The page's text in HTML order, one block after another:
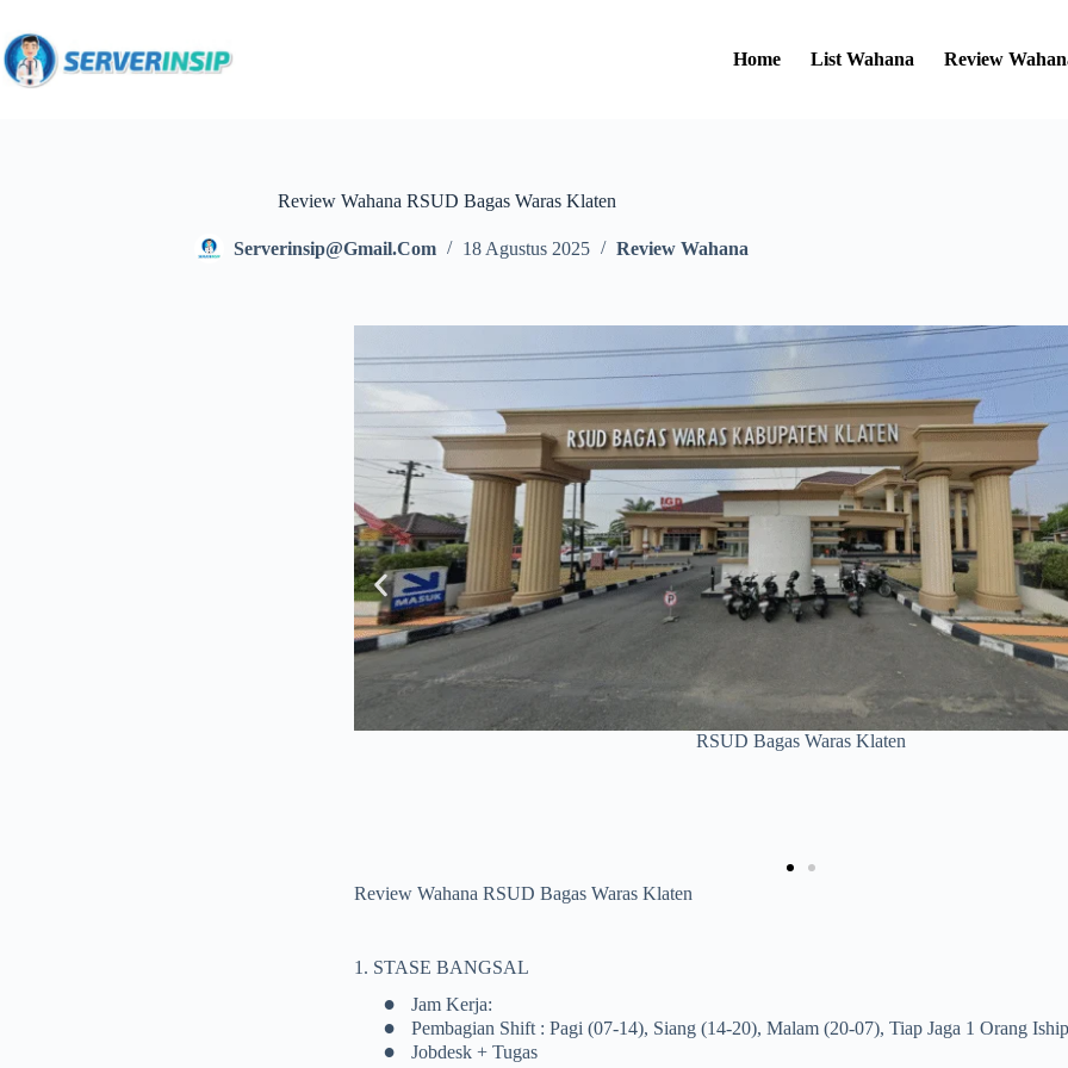
Home List Wahana Review
Review Wahana RSUD Bagas Waras Klaten
Serverinsip@gmail.com 18 Agustus 2025 Review Wahana
Review Wahana RSUD Bagas Waras Klaten
1. STASE BANGSAL
• Jam Kerja:
• Pembagian Shift : Pagi (07-14), Siang (14-20), Malam (20-07), Tiap Jaga 1 Orang Iship
•
Jobdesk + Tugas